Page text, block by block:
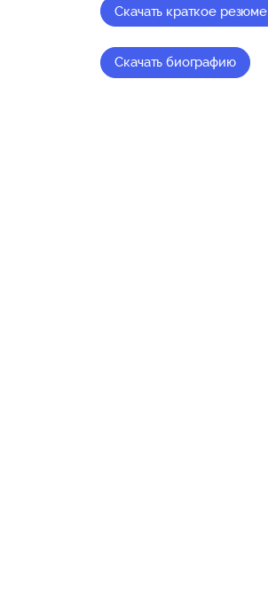
Скачать краткое резюме
Скачать биографию